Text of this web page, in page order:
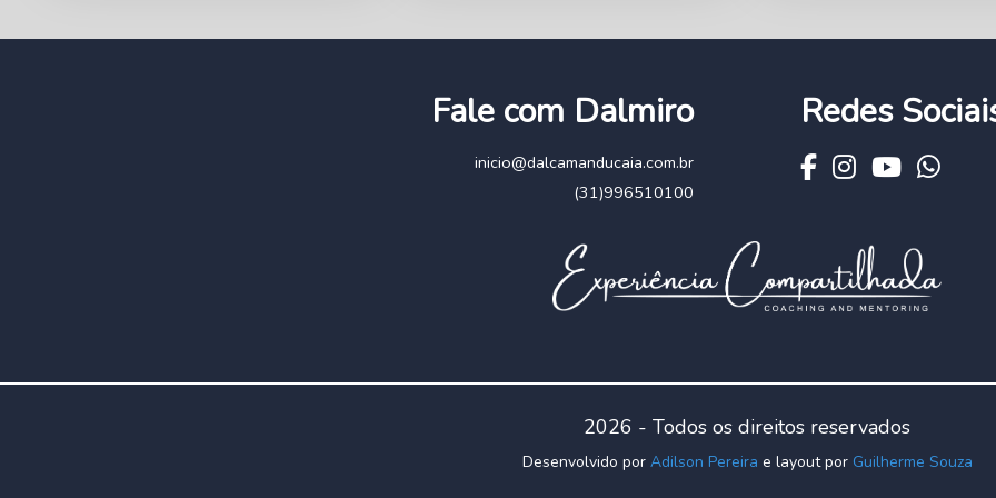
Fale com Dalmiro
inicio@dalcamanducaia.com.br
(31)996510100
Redes
2026 - Todos os direitos reservados
Desenvolvido por Adilson Pereira e layout por Guilherme Souza